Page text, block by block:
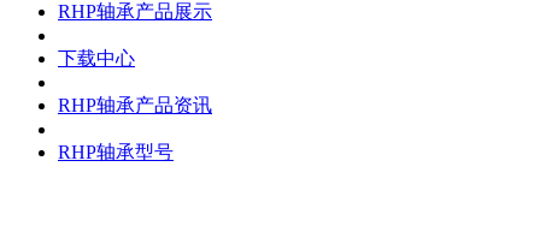
RHP轴承产品展示
下载中心
RHP轴承产品资讯
RHP轴承型号